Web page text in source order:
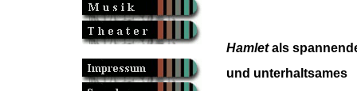
Hamletals
und unterhaltsames